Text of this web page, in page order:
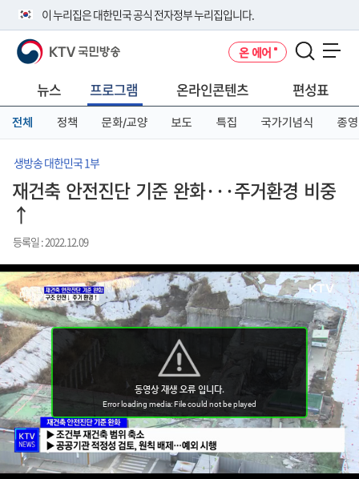
이 누리집은 대한민국 공식 전자정부 누리집입니다.
공식 누리집 주소 확인하기
니다.
이밖에 or.kr 또는 .kr등 다른 도메인 주소를 사용하고 있다면 아래 URL에
서 도메인 주소를 확인해 보세요
KTV 국민방송 온 에어
뉴스 프로그램 온라인콘텐츠 편성표
전체 정책 문화/교양 보도 특집 국가기념식 종영
생방송 대한민국 1부
재건축 안전진단 기준 완화···주거환경 비중
↑
등록일 : 2022.12.09